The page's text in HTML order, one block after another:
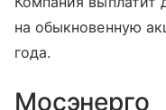
на обыкновенную
года.
Мосэнерго